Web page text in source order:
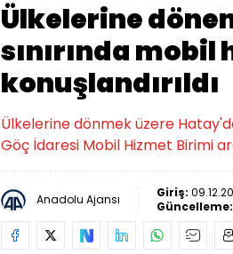
Ülkelerine
sınırında mobil
konuşlandırıldı
Ülkelerine dönmek üzere
Göç İdaresi Mobil Hizmet Birimi
Anadolu Ajansı Giriş:
Güncelleme: